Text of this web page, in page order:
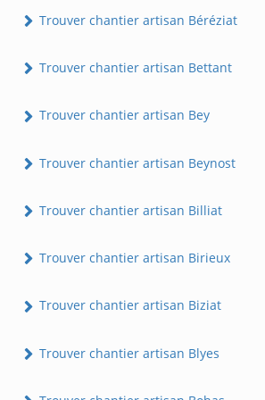
Trouver chantier artisan Béréziat
Trouver chantier artisan Bettant
Trouver chantier artisan Bey
Trouver chantier artisan Beynost
Trouver chantier artisan Billiat
Trouver chantier artisan Birieux
Trouver chantier artisan Biziat
Trouver chantier artisan Blyes